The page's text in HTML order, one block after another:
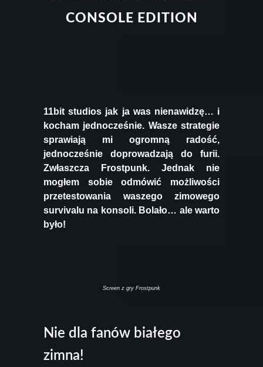
CONSOLE EDITION
11bit studios jak ja was nienawidzę… i
kocham jednocześnie. Wasze strategie
sprawiają mi ogromną radość,
jednocześnie doprowadzają do furii.
Zwłaszcza Frostpunk. Jednak nie
mogłem sobie odmówić możliwości
przetestowania waszego zimowego
survivalu na konsoli. Bolało… ale warto
było!
Screen z gry Frostpunk
Nie dla fanów białego
zimna!